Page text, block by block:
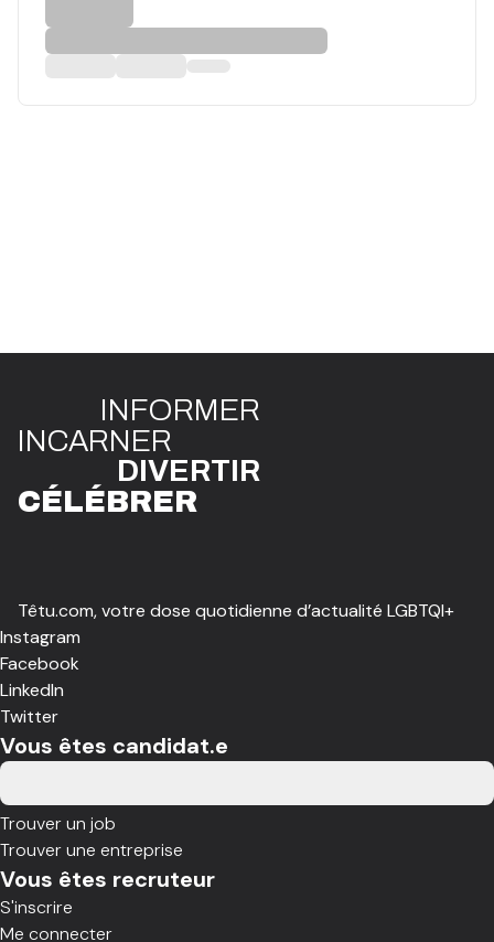
INFORMER
INCARNER
DIVERTIR
CÉLÉBRER
Têtu.com, votre dose quotidienne d’actualité LGBTQI+
Instagram
Facebook
LinkedIn
Twitter
Vous êtes candidat.e
Trouver un job
Trouver une entreprise
Vous êtes recruteur
S'inscrire
Me connecter